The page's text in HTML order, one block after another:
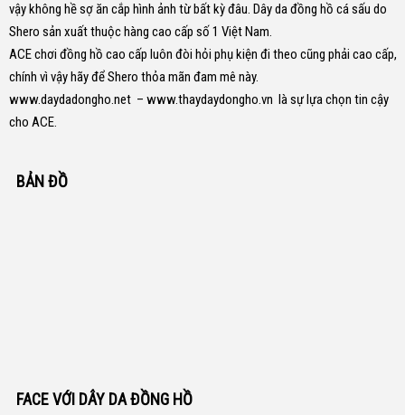
vậy không hề sợ ăn cắp hình ảnh từ bất kỳ đâu. Dây da đồng hồ cá sấu do
Shero sản xuất thuộc hàng cao cấp số 1 Việt Nam.
ACE chơi đồng hồ cao cấp luôn đòi hỏi phụ kiện đi theo cũng phải cao cấp,
chính vì vậy hãy để Shero thỏa mãn đam mê này.
www.daydadongho.net – www.thaydaydongho.vn là sự lựa chọn tin cậy
cho ACE.
BẢN ĐỒ
FACE VỚI DÂY DA ĐỒNG HỒ